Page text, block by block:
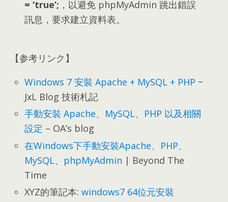
= ‘true’; ， 以避免 phpMyAdmin 跳出錯誤
訊息 ，要求建立資料表。
【参考リンク】
Windows 7安裝 Apache + MySQL + PHP ~
JxL Blog 技術札記
手動安裝 Apache、 MySQL、 PHP 以及相關
設定 – OA’s blog
在Windows下手動安裝Apache、PHP、
MySQL、 phpMyAdmin | Beyond The
Time
XYZ的筆記本:windows7 64位元安裝